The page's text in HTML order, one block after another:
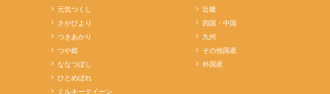
元気つくし
さがびより
つきあかり
つや姫
ななつぼし
ひとめぼれ
ミルキークイーン
近畿
四国・中国
九州
その他国産
外国産